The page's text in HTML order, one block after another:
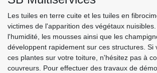
Les tuiles en terre cuite et les tuiles en
victimes de l'apparition des végétaux
l'humidité, les mousses ainsi que les
développent rapidement sur ces structures. Si
ces plantes sur votre toiture, n'hésitez pas à
couvreurs. Pour effectuer des travaux de